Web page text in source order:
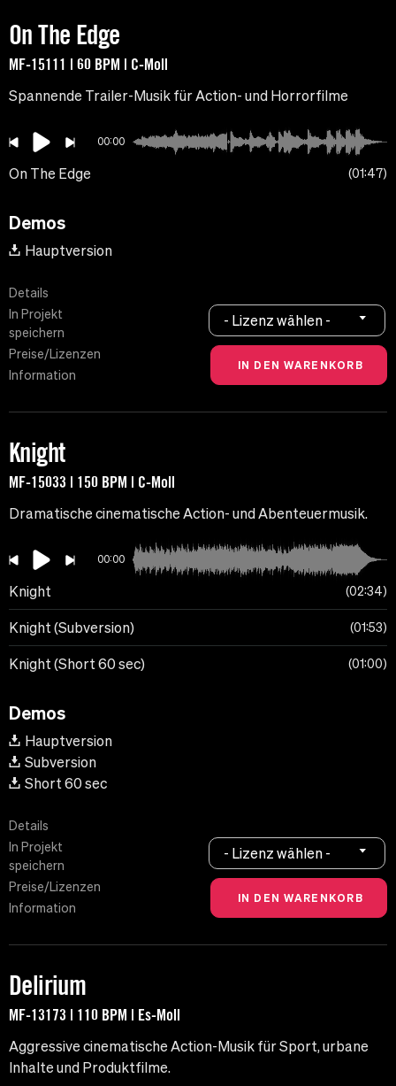
On The Edge
MF-15111 | 60 BPM | C-Moll
Spannende Trailer-Musik für Action- und Horrorfilme
00:00
On The Edge 01:47
Demos
Hauptversion
Details
In Projekt
speichern
Preise/Lizenzen
Information
- Lizenz wählen -
Knight
MF-15033 | 150 BPM | C-Moll
Dramatische cinematische Action- und Abenteuermusik.
00:00
Knight 02:34
Knight (Subversion) 01:53
Knight (Short 60 sec) 01:00
Demos
Hauptversion
Subversion
Short 60 sec
Details
In Projekt
speichern
Preise/Lizenzen
Information
- Lizenz wählen -
Delirium
MF-13173 | 110 BPM | Es-Moll
Aggressive cinematische Action-Musik für Sport, urbane
Inhalte und Produktfilme.